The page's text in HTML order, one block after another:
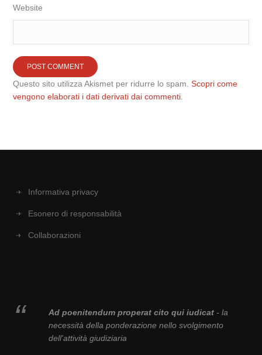
Website
Questo sito utilizza Akismet per ridurre lo spam.Scopri come
vengono elaborati i dati derivati dai commenti
Informativa privacy
Esonero di responsabilità
Collaborazioni
Ad poenitendum properat cito qui iudicat- la
necessità della ponderazione nello svolgimento
dell'attività giudiziaria